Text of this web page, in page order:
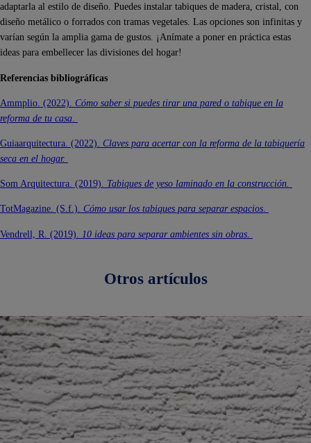
adaptarla al estilo de diseño. Puedes instalar tabiques de madera, cristal, con
diseño metálico o forrados con tramas vegetales. Las opciones son infinitas y
varían según la amplia gama de gustos. ¡Anímate a poner en práctica estas
ideas para embellecer las divisiones del hogar!
Referencias bibliográficas
Ammplio. (2022). Cómo saber si puedes tirar una pared o tabique en la
reforma de tu casa
Guiaarquitectura. (2022). Claves para acertar con la reforma de la tabiquería
seca en el hogar.
Som Arquitectura. (2019). Tabiques de yeso laminado en la construcción.
TotMagazine. (S.f.). Cómo usar los tabiques para separar espacios.
Vendrell, R. (2019). 10 ideas para separar ambientes sin obras
Otros artículos